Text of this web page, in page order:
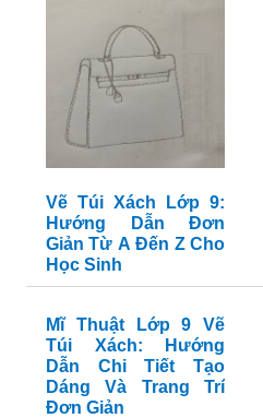
Vẽ Túi Xách Lớp 9:
Hướng Dẫn Đơn
Giản Từ A Đến Z Cho
Học Sinh
Mĩ Thuật Lớp 9 Vẽ
Túi Xách: Hướng
Dẫn Chi Tiết Tạo
Dáng Và Trang Trí
Đơn Giản